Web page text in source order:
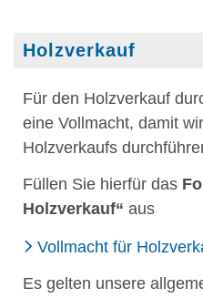
Holzverkauf
Für den Holzverkauf
eine Vollmacht, damit
Holzverkaufs
Füllen Sie hierfür das
Holzverkauf“ aus
Vollmacht für
Es gelten unsere